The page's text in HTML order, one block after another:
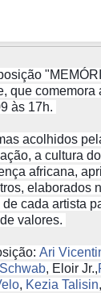
que comemora
às 17h.
acolhidos
a cultura
africana,
elaborados
de cada artista
valores.
Ari
, Eloir Jr.,
, Kezia Talisin,